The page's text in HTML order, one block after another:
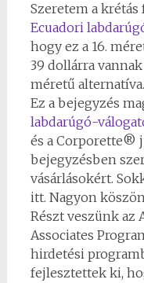
Szeretem a
Ecuadori
hogy ez a 16.
39 dollárra
méretű
Ez a bejegyzés
labdarúgó-
és a Corporette®
bejegyzésben
vásárlásokért.
itt. Nagyon
Részt veszünk az
Associates
hirdetési
fejlesztettek ki,